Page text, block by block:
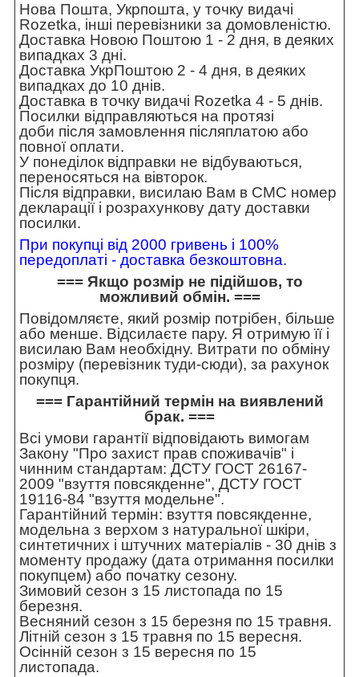
Нова Пошта, Укрпошта, у точку видачі
Rozetka, інші перевізники за домовленістю.
Доставка Новою Поштою 1 - 2 дня, в деяких
випадках 3 дні.
Доставка УкрПоштою 2 - 4 дня, в деяких
випадках до 10 днів.
Доставка в точку видачі Rozetka 4 - 5 днів.
Посилки відправляються на протязі
доби після замовлення післяплатою або
повної оплати.
У понеділок відправки не відбуваються,
переносяться на вівторок.
Після відправки, висилаю Вам в СМС номер
декларації і розрахункову дату доставки
посилки.
При покупці від 2000 гривень і 100%
передоплаті - доставка безкоштовна.
=== Якщо розмір не підійшов, то
можливий обмін. ===
Повідомляєте, який розмір потрібен, більше
або менше. Відсилаєте пару. Я отримую її і
висилаю Вам необхідну. Витрати по обміну
розміру (перевізник туди-сюди), за рахунок
покупця.
=== Гарантійний термін на виявлений
брак. ===
Всі умови гарантії відповідають вимогам
Закону "Про захист прав споживачів" і
чинним стандартам: ДСТУ ГОСТ 26167-
2009 "взуття повсякденне", ДСТУ ГОСТ
19116-84 "взуття модельне".
Гарантійний термін: взуття повсякденне,
модельна з верхом з натуральної шкіри,
синтетичних і штучних матеріалів - 30 днів з
моменту продажу (дата отримання посилки
покупцем) або початку сезону.
Зимовий сезон з 15 листопада по 15
березня.
Весняний сезон з 15 березня по 15 травня.
Літній сезон з 15 травня по 15 вересня.
Осінній сезон з 15 вересня по 15
листопада.